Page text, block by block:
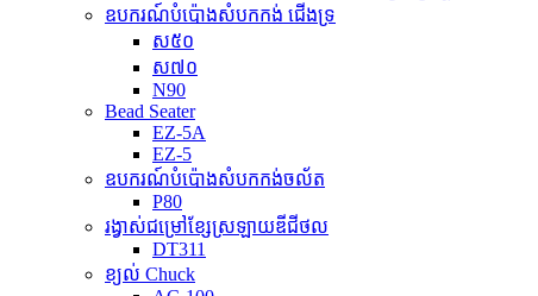
ឧបករណ៍បំប៉ោងសំបកកង់ ជើងទ្រ
ស៥០
ស៧០
N90
Bead Seater
EZ-5A
EZ-5
ឧបករណ៍បំប៉ោងសំបកកង់ចល័ត
P80
រង្វាស់ជម្រៅខ្សែស្រឡាយឌីជីថល
DT311
ខ្យល់ Chuck